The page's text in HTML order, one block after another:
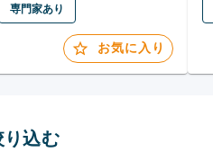
専門家あり
お気に入り
り込む